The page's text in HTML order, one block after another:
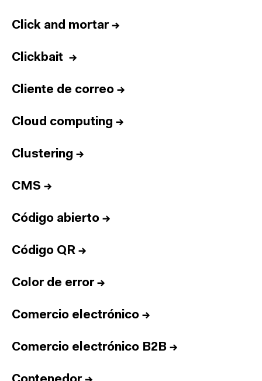
Click and mortar→
Clickbait →
Cliente de correo →
Cloud computing →
Clustering →
CMS →
Código abierto →
Código QR →
Color de error→
Comercio electrónico →
Comercio electrónico B2B →